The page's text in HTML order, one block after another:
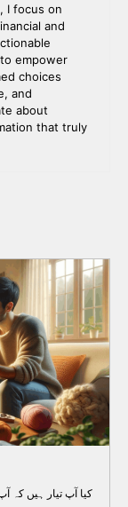
I focus on
and
empower
choices
and
about
that truly
کیا آپ تیار ہیں کہ